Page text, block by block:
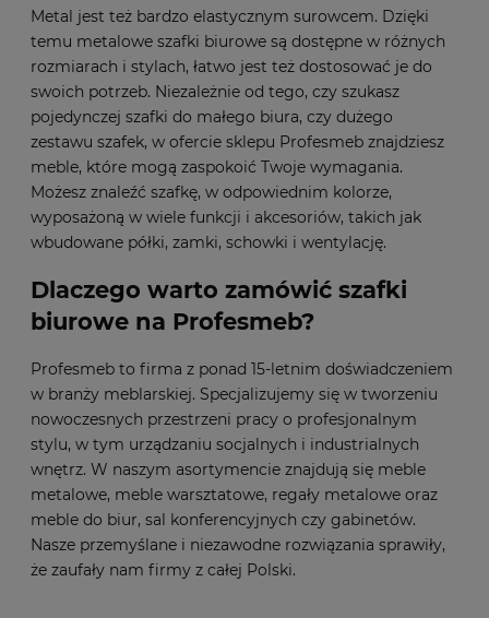
Metal jest też bardzo elastycznym surowcem. Dzięki
temu metalowe szafki biurowe są dostępne w różnych
rozmiarach i stylach, łatwo jest też dostosować je do
swoich potrzeb. Niezależnie od tego, czy szukasz
pojedynczej szafki do małego biura, czy dużego
zestawu szafek, w ofercie sklepu Profesmeb znajdziesz
meble, które mogą zaspokoić Twoje wymagania.
Możesz znaleźć szafkę, w odpowiednim kolorze,
wyposażoną w wiele funkcji i akcesoriów, takich jak
wbudowane półki, zamki, schowki i wentylację.
Dlaczego warto zamówić szafki
biurowe na Profesmeb?
Profesmeb to firma z ponad 15-letnim doświadczeniem
w branży meblarskiej. Specjalizujemy się w tworzeniu
nowoczesnych przestrzeni pracy o profesjonalnym
stylu, w tym urządzaniu socjalnych i industrialnych
wnętrz. W naszym asortymencie znajdują się meble
metalowe, meble warsztatowe, regały metalowe oraz
meble do biur, sal konferencyjnych czy gabinetów.
Nasze przemyślane i niezawodne rozwiązania sprawiły,
że zaufały nam firmy z całej Polski.